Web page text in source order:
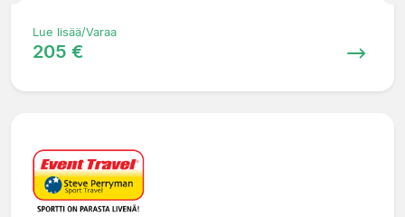
Lue lisää/Varaa
205 €